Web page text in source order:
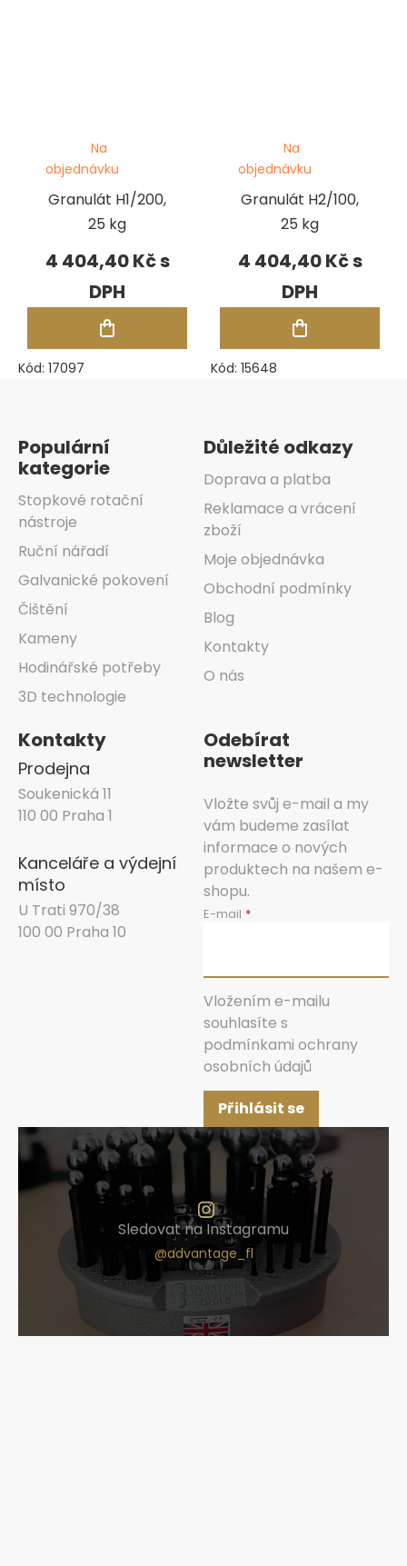
Granulát H1/200,
25 kg
Na
objednávku
4 404,40 Kč
Kód: 17097
Granulát H2/100,
25 kg
Na
objednávku
4 404,40 Kč
Kód: 15648
Populární
kategorie
Stopkové rotační
nástroje
Ruční nářadí
Galvanické pokovení
Čištění
Kameny
Hodinářské potřeby
3D technologie
Důležité odkazy
Doprava a platba
Reklamace a vrácení
zboží
Moje objednávka
Obchodní podmínky
Blog
Kontakty
O nás
Kontakty
Prodejna
Soukenická 11
110 00 Praha 1
Kanceláře a výdejní
místo
U Trati 970/38
100 00 Praha 10
Odebírat
newsletter
Vložte svůj e-mail a my
vám budeme zasílat
informace o nových
produktech na našem e-
shopu.
E-mail
Vložením e-mailu
souhlasíte s
podmínkami ochrany
osobních údajů
Přihlásit se
Sledovat na Instagramu